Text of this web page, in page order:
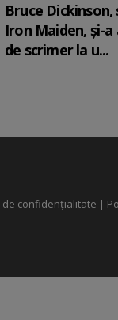
Bruce
Iron Maiden, şi-
de scrimer la u...
de confidențialitate |